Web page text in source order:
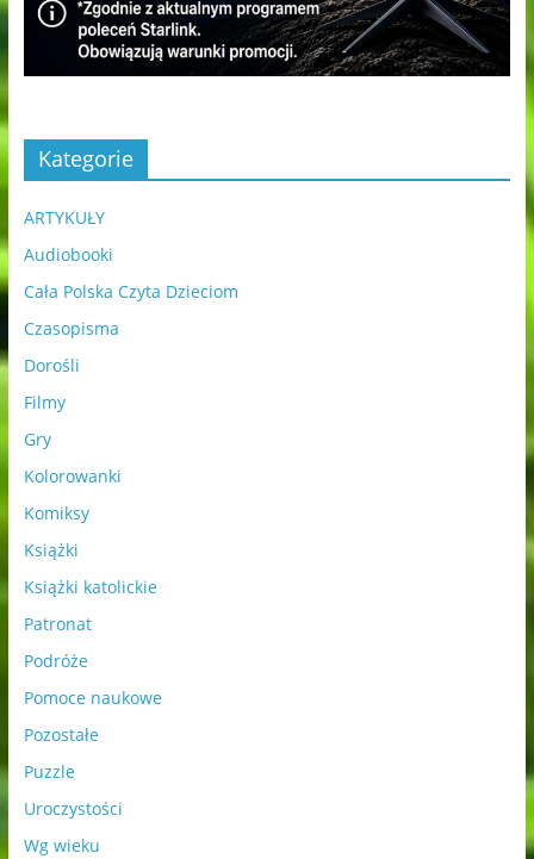
Kategorie
ARTYKUŁY
Audiobooki
Cała Polska Czyta Dzieciom
Czasopisma
Dorośli
Filmy
Gry
Kolorowanki
Komiksy
Książki
Książki katolickie
Patronat
Podróże
Pomoce naukowe
Pozostałe
Puzzle
Uroczystości
Wg wieku